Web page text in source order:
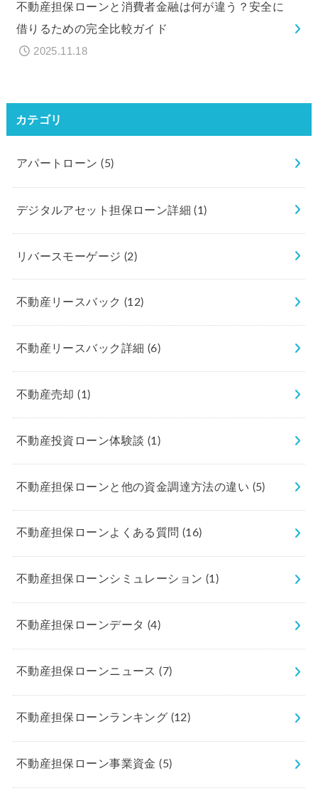
不動産担保ローンと消費者金融は何が違う？安全に
借りるための完全比較ガイド
2025.11.18
カテゴリ
アパートローン(5)
デジタルアセット担保ローン詳細(1)
リバースモーゲージ (2)
不動産リースバック (12)
不動産リースバック詳細 (6)
不動産売却(1)
不動産投資ローン体験談 (1)
不動産担保ローンと他の資金調達方法の違い (5)
不動産担保ローンよくある質問(16)
不動産担保ローンシミュレーション (1)
不動産担保ローンデータ (4)
不動産担保ローンニュース(7)
不動産担保ローンランキング (12)
不動産担保ローン事業資金(5)